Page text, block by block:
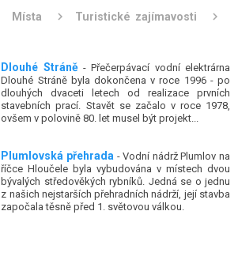
Místa
Turistické zajímavosti
Dlouhé Stráně- Přečerpávací vodní elektrárna
Dlouhé Stráně byla dokončena v roce 1996 - po
dlouhých dvaceti letech od realizace prvních
stavebních prací. Stavět se začalo v roce 1978,
ovšem v polovině 80. let musel být projekt...
Plumlovská přehrada - Vodní nádrž Plumlov na
říčce Hloučele byla vybudována v místech dvou
bývalých středověkých rybníků. Jedná se o jednu
z našich nejstarších přehradních nádrží, její stavba
započala těsně před 1. světovou válkou.